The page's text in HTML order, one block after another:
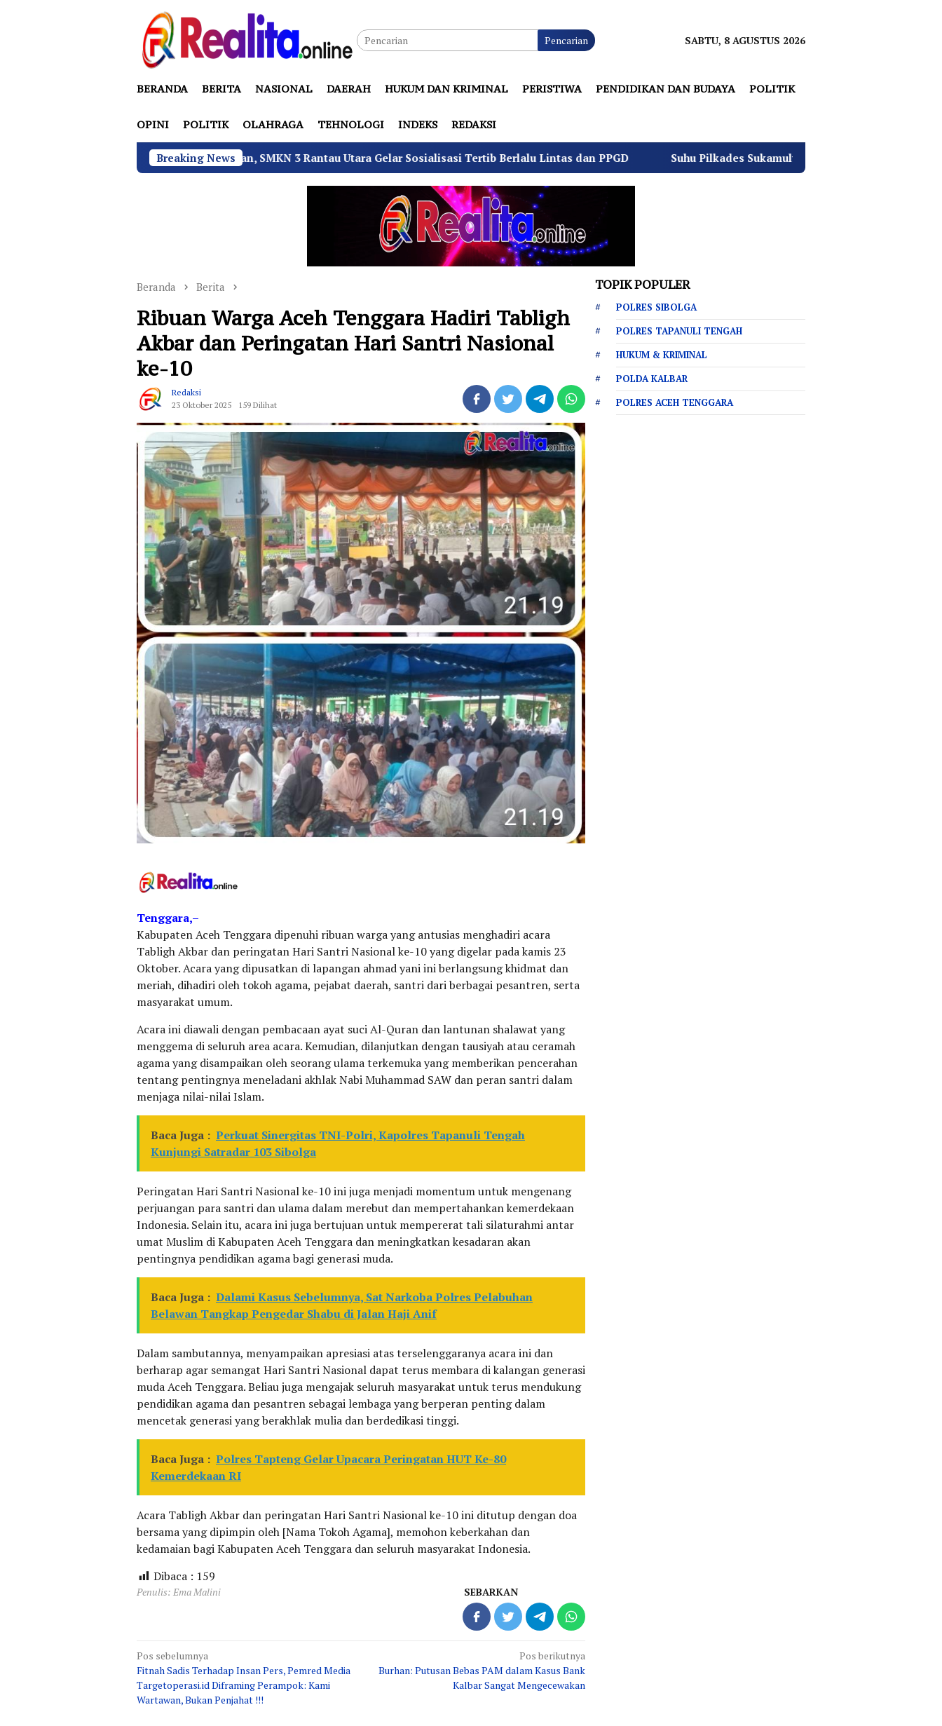
Pencarian SABTU, 8 AGUSTUS 2026
BERANDA BERITA NASIONAL DAERAH HUKUM DAN KRIMINAL PERISTIWA PENDIDIKAN DAN BUDAYA POLITIK
OPINI POLITIK OLAHRAGA TEHNOLOGI INDEKS REDAKSI
Breaking News
Tekan Fatalitas Kecelakaan, SMKN 3 Rantau Utara Gelar Sosialisasi Tertib Berlalu Lintas dan PPGD Suhu Pilkades Sukamulya Memanas, 2000 Warga Rencana Gelar Aksi
Beranda Berita
Ribuan Warga Aceh Tenggara Hadiri Tabligh
Akbar dan Peringatan Hari Santri Nasional
ke-10
Redaksi
23 Oktober 2025
159 Dilihat
Tenggara,–
Kabupaten Aceh Tenggara dipenuhi ribuan warga yang antusias menghadiri acara
Tabligh Akbar dan peringatan Hari Santri Nasional ke-10 yang digelar pada kamis 23
Oktober. Acara yang dipusatkan di lapangan ahmad yani ini berlangsung khidmat dan
meriah, dihadiri oleh tokoh agama, pejabat daerah, santri dari berbagai pesantren, serta
masyarakat umum.
Acara ini diawali dengan pembacaan ayat suci Al-Quran dan lantunan shalawat yang
menggema di seluruh area acara. Kemudian, dilanjutkan dengan tausiyah atau ceramah
agama yang disampaikan oleh seorang ulama terkemuka yang memberikan pencerahan
tentang pentingnya meneladani akhlak Nabi Muhammad SAW dan peran santri dalam
menjaga nilai-nilai Islam.
Baca Juga : Perkuat Sinergitas TNI-Polri, Kapolres Tapanuli Tengah
Kunjungi Satradar 103 Sibolga
Peringatan Hari Santri Nasional ke-10 ini juga menjadi momentum untuk mengenang
perjuangan para santri dan ulama dalam merebut dan mempertahankan kemerdekaan
Indonesia. Selain itu, acara ini juga bertujuan untuk mempererat tali silaturahmi antar
umat Muslim di Kabupaten Aceh Tenggara dan meningkatkan kesadaran akan
pentingnya pendidikan agama bagi generasi muda.
Baca Juga : Dalami Kasus Sebelumnya, Sat Narkoba Polres Pelabuhan
Belawan Tangkap Pengedar Shabu di Jalan Haji Anif
Dalam sambutannya, menyampaikan apresiasi atas terselenggaranya acara ini dan
berharap agar semangat Hari Santri Nasional dapat terus membara di kalangan generasi
muda Aceh Tenggara. Beliau juga mengajak seluruh masyarakat untuk terus mendukung
pendidikan agama dan pesantren sebagai lembaga yang berperan penting dalam
mencetak generasi yang berakhlak mulia dan berdedikasi tinggi.
Baca Juga : Polres Tapteng Gelar Upacara Peringatan HUT Ke-80
Kemerdekaan RI
Acara Tabligh Akbar dan peringatan Hari Santri Nasional ke-10 ini ditutup dengan doa
bersama yang dipimpin oleh [Nama Tokoh Agama], memohon keberkahan dan
kedamaian bagi Kabupaten Aceh Tenggara dan seluruh masyarakat Indonesia.
Dibaca : 159
Penulis: Ema Malini SEBARKAN
Navigasi
pos
Pos sebelumnya
Fitnah Sadis Terhadap Insan Pers, Pemred Media
Targetoperasi.id Diframing Perampok: Kami
Wartawan, Bukan Penjahat !!!
Pos berikutnya
Burhan: Putusan Bebas PAM dalam Kasus Bank
Kalbar Sangat Mengecewakan
TOPIK POPULER
POLRES SIBOLGA
POLRES TAPANULI TENGAH
HUKUM & KRIMINAL
POLDA KALBAR
POLRES ACEH TENGGARA